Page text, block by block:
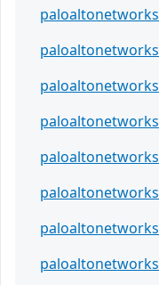
paloaltonetworks
paloaltonetworks
paloaltonetworks
paloaltonetworks
paloaltonetworks
paloaltonetworks
paloaltonetworks
paloaltonetworks